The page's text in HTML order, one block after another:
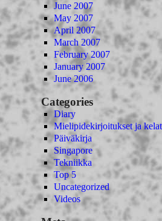
June 2007
May 2007
April 2007
March 2007
February 2007
January 2007
June 2006
Categories
Diary
Mielipidekirjoitukset ja kelat
Päiväkirja
Singapore
Tekniikka
Top 5
Uncategorized
Videos